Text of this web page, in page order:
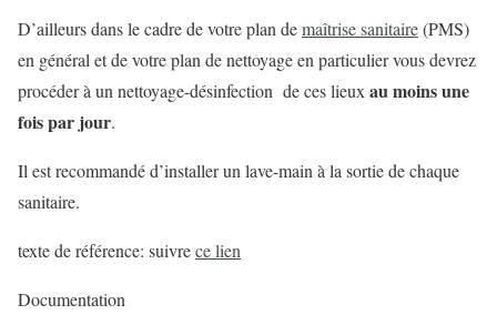
D’ailleurs dans le cadre de votre plan demaîtrise sanitaire(PMS)
en général et de votre plan de nettoyage en particulier vous devrez
procéder à un nettoyage-désinfection de ces lieux au moins une
fois par jour.
Il est recommandé d’installer un lave-main à la sortie de chaque
sanitaire.
texte de référence: suivrece lien
Documentation